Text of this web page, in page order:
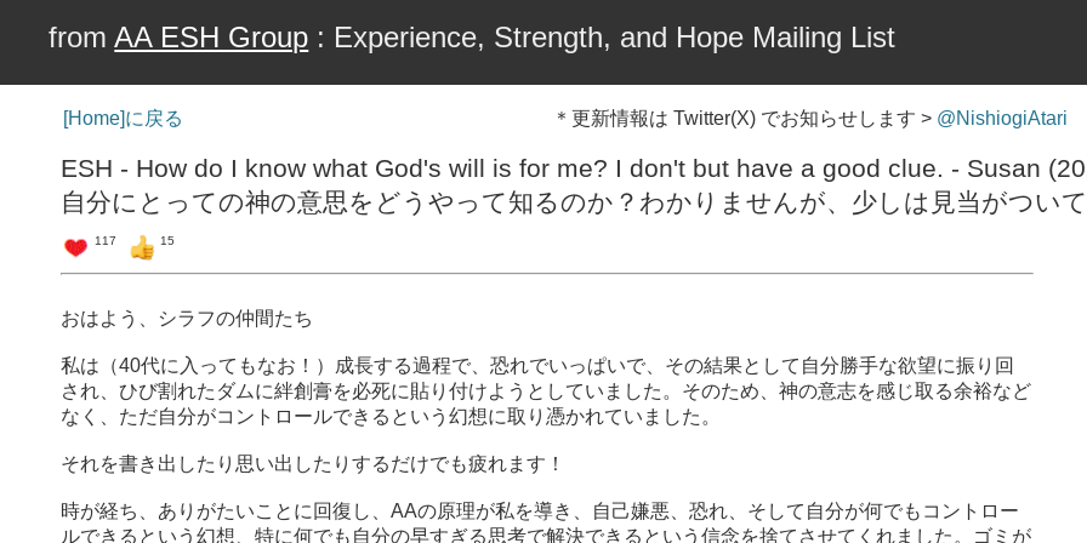
fromAA ESH Group : Experience, Strength, and Hope Mailing List
[Home]に戻る ＊更新情報は Twitter(X) でお知らせします > @NishiogiAtari
ESH - How do I know what God's will is for me? I don't but have a good clue. - Susan
自分にとっての神の意思をどうやって知るのか？わかりませんが、少しは見当がついて
117 15
おはよう、シラフの仲間たち
私は（40代に入ってもなお！）成長する過程で、恐れでいっぱいで、その結果として自分勝手な欲望に振り回
され、ひび割れたダムに絆創膏を必死に貼り付けようとしていました。そのため、神の意志を感じ取る余裕など
なく、ただ自分がコントロールできるという幻想に取り憑かれていました。
それを書き出したり思い出したりするだけでも疲れます！
時が経ち、ありがたいことに回復し、AAの原理が私を導き、自己嫌悪、恐れ、そして自分が何でもコントロー
ルできるという幻想、特に何でも自分の早すぎる思考で解決できるという信念を捨てさせてくれました。ゴミが